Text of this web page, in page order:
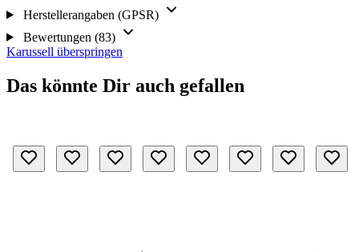
Herstellerangaben (GPSR)
Bewertungen (83)
Karussell überspringen
Das könnte Dir auch gefallen